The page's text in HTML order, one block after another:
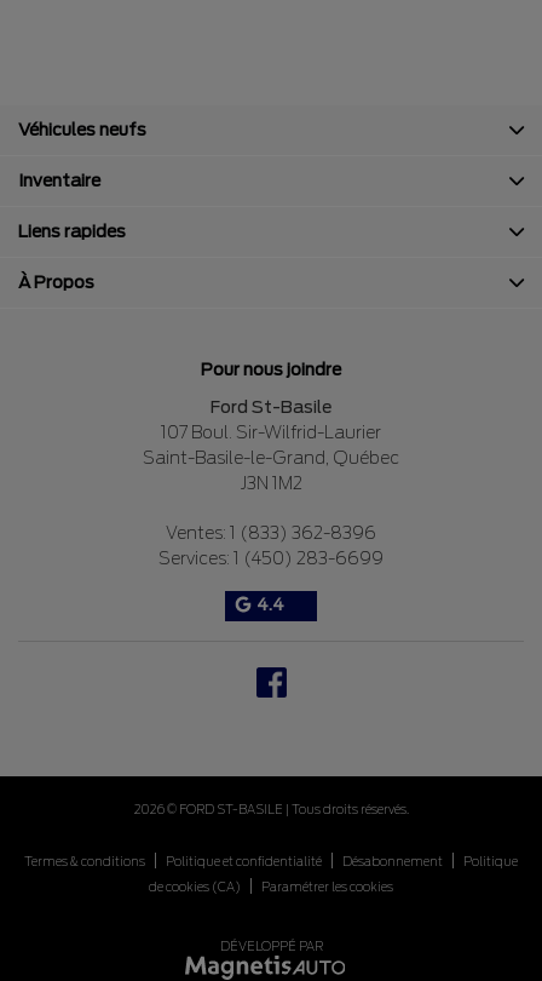
Pour nous joindre
Ford St-Basile
107 Boul. Sir-Wilfrid-Laurier
Saint-Basile-le-Grand Québec
J3N 1M2
Ventes: 1 (833) 362-8396
Services: 1 (450) 283-6699
4.4
Véhicules neufs
Inventaire
Liens rapides
À Propos
2026 © FORD ST-BASILE | Tous droits réservés.
Termes & conditions Politique et confidentialité Désabonnement
Politique
de cookies (CA)
Paramétrer les cookies
DÉVELOPPÉ PAR